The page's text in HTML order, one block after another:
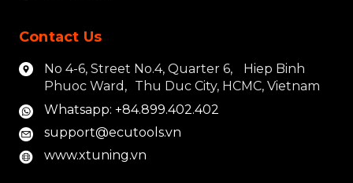
Contact Us
No 4-6, Street No.4, Quarter 6, Hiep Binh
Phuoc Ward, Thu Duc City, HCMC, Vietnam
Whatsapp: +84.899.402.402
support@ecutools.vn
www.xtuning.vn